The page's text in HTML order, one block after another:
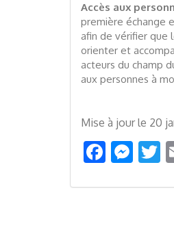
Accès aux
première échange
afin de vérifier que
orienter et
acteurs du champ
aux personnes à
Mise à jour le 20